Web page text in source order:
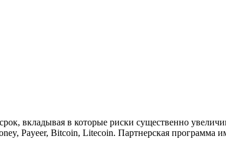
вкладывая в которые риски существенно
Payeer, Bitcoin, Litecoin. Партнерская программа